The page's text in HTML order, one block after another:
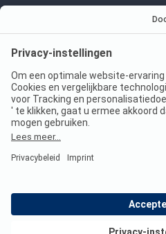
Imprint
Jouw privacy
Wet digitale diensten